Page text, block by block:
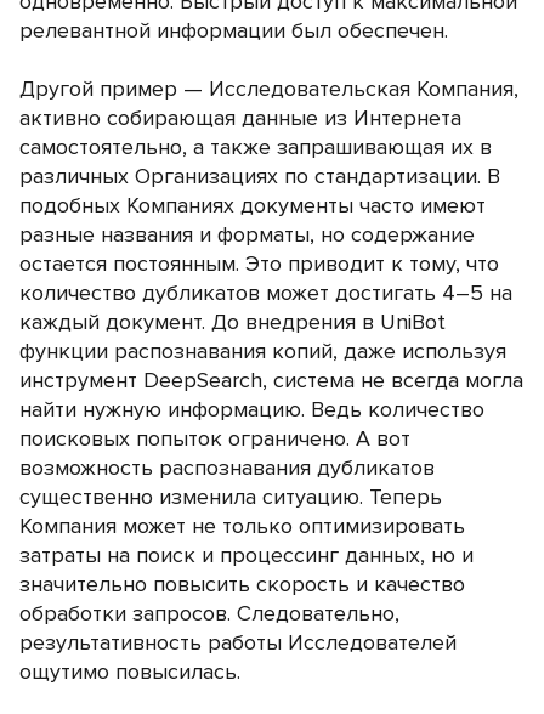
релевантной информации был обеспечен.
Другой пример — Исследовательская Компания,
активно собирающая данные из Интернета
самостоятельно, а также запрашивающая их в
различных Организациях по стандартизации. В
подобных Компаниях документы часто имеют
разные названия и форматы, но содержание
остается постоянным. Это приводит к тому, что
количество дубликатов может достигать 4–5 на
каждый документ. До внедрения в UniBot
функции распознавания копий, даже используя
инструмент DeepSearch, система не всегда могла
найти нужную информацию. Ведь количество
поисковых попыток ограничено. А вот
возможность распознавания дубликатов
существенно изменила ситуацию. Теперь
Компания может не только оптимизировать
затраты на поиск и процессинг данных, но и
значительно повысить скорость и качество
обработки запросов. Следовательно,
результативность работы Исследователей
ощутимо повысилась.